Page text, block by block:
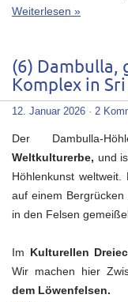
Weiterlesen »
(6) Dambulla,
Komplex in
12. Januar 2026 · 2
Der Dambulla-
Weltkulturerbe, und
Höhlenkunst weltweit.
auf einem
in den Felsen
Im Kulturellen
Wir machen hier
dem Löwenfelsen.